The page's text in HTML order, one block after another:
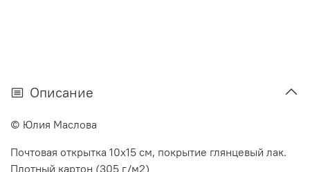
Описание
© Юлия Маслова
Почтовая открытка 10х15 см, покрытие глянцевый лак.
Плотный картон (305 г/м2)